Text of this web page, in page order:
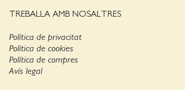
TREBALLA AMB NOSALTRES
Política de privacitat
Política de cookies
Avís legal
Política de compres